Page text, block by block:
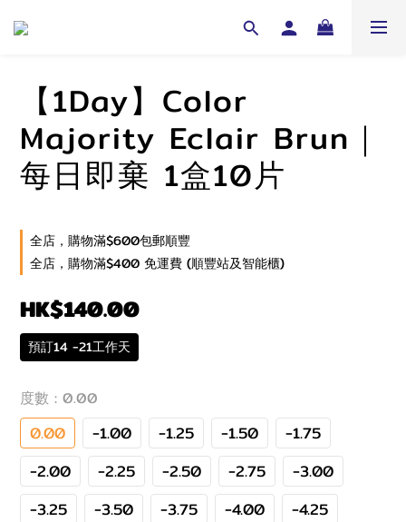
【1Day】Color
Majority Eclair Brun｜
每日即棄 1盒10片
全店，購物滿$600包郵順豐
全店，購物滿$400 免運費 (順豐站及智能櫃)
HK$140.00
預訂14 -21工作天
度數 : 0.00
0.00 -1.00 -1.25 -1.50
-1.75
-2.00
-2.25 -2.50 -2.75
-3.00
-3.25
-3.50 -3.75 -4.00
-4.25